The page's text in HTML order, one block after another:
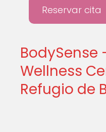
Reservar cita
BodySense
Wellness
Refugio de